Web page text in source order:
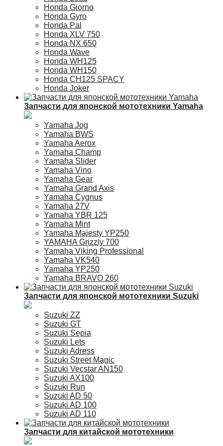
Honda Giorno
Honda Gyro
Honda Pal
Honda XLV 750
Honda NX 650
Honda Wave
Honda WH125
Honda WH150
Honda CH125 SPACY
Honda Joker
Запчасти для японской мототехники Yamaha
Yamaha Jog
Yamaha BWS
Yamaha Aerox
Yamaha Champ
Yamaha Slider
Yamaha Vino
Yamaha Gear
Yamaha Grand Axis
Yamaha Cygnus
Yamaha 27V
Yamaha YBR 125
Yamaha Mint
Yamaha Majesty YP250
YAMAHA Grizzly 700
Yamaha Viking Professional
Yamaha VK540
Yamaha YP250
Yamaha BRAVO 260
Запчасти для японской мототехники Suzuki
Suzuki ZZ
Suzuki GT
Suzuki Sepia
Suzuki Lets
Suzuki Adress
Suzuki Street Magic
Suzuki Vecstar AN150
Suzuki AX100
Suzuki Run
Suzuki AD 50
Suzuki AD 100
Suzuki AD 110
Запчасти для китайской мототехники